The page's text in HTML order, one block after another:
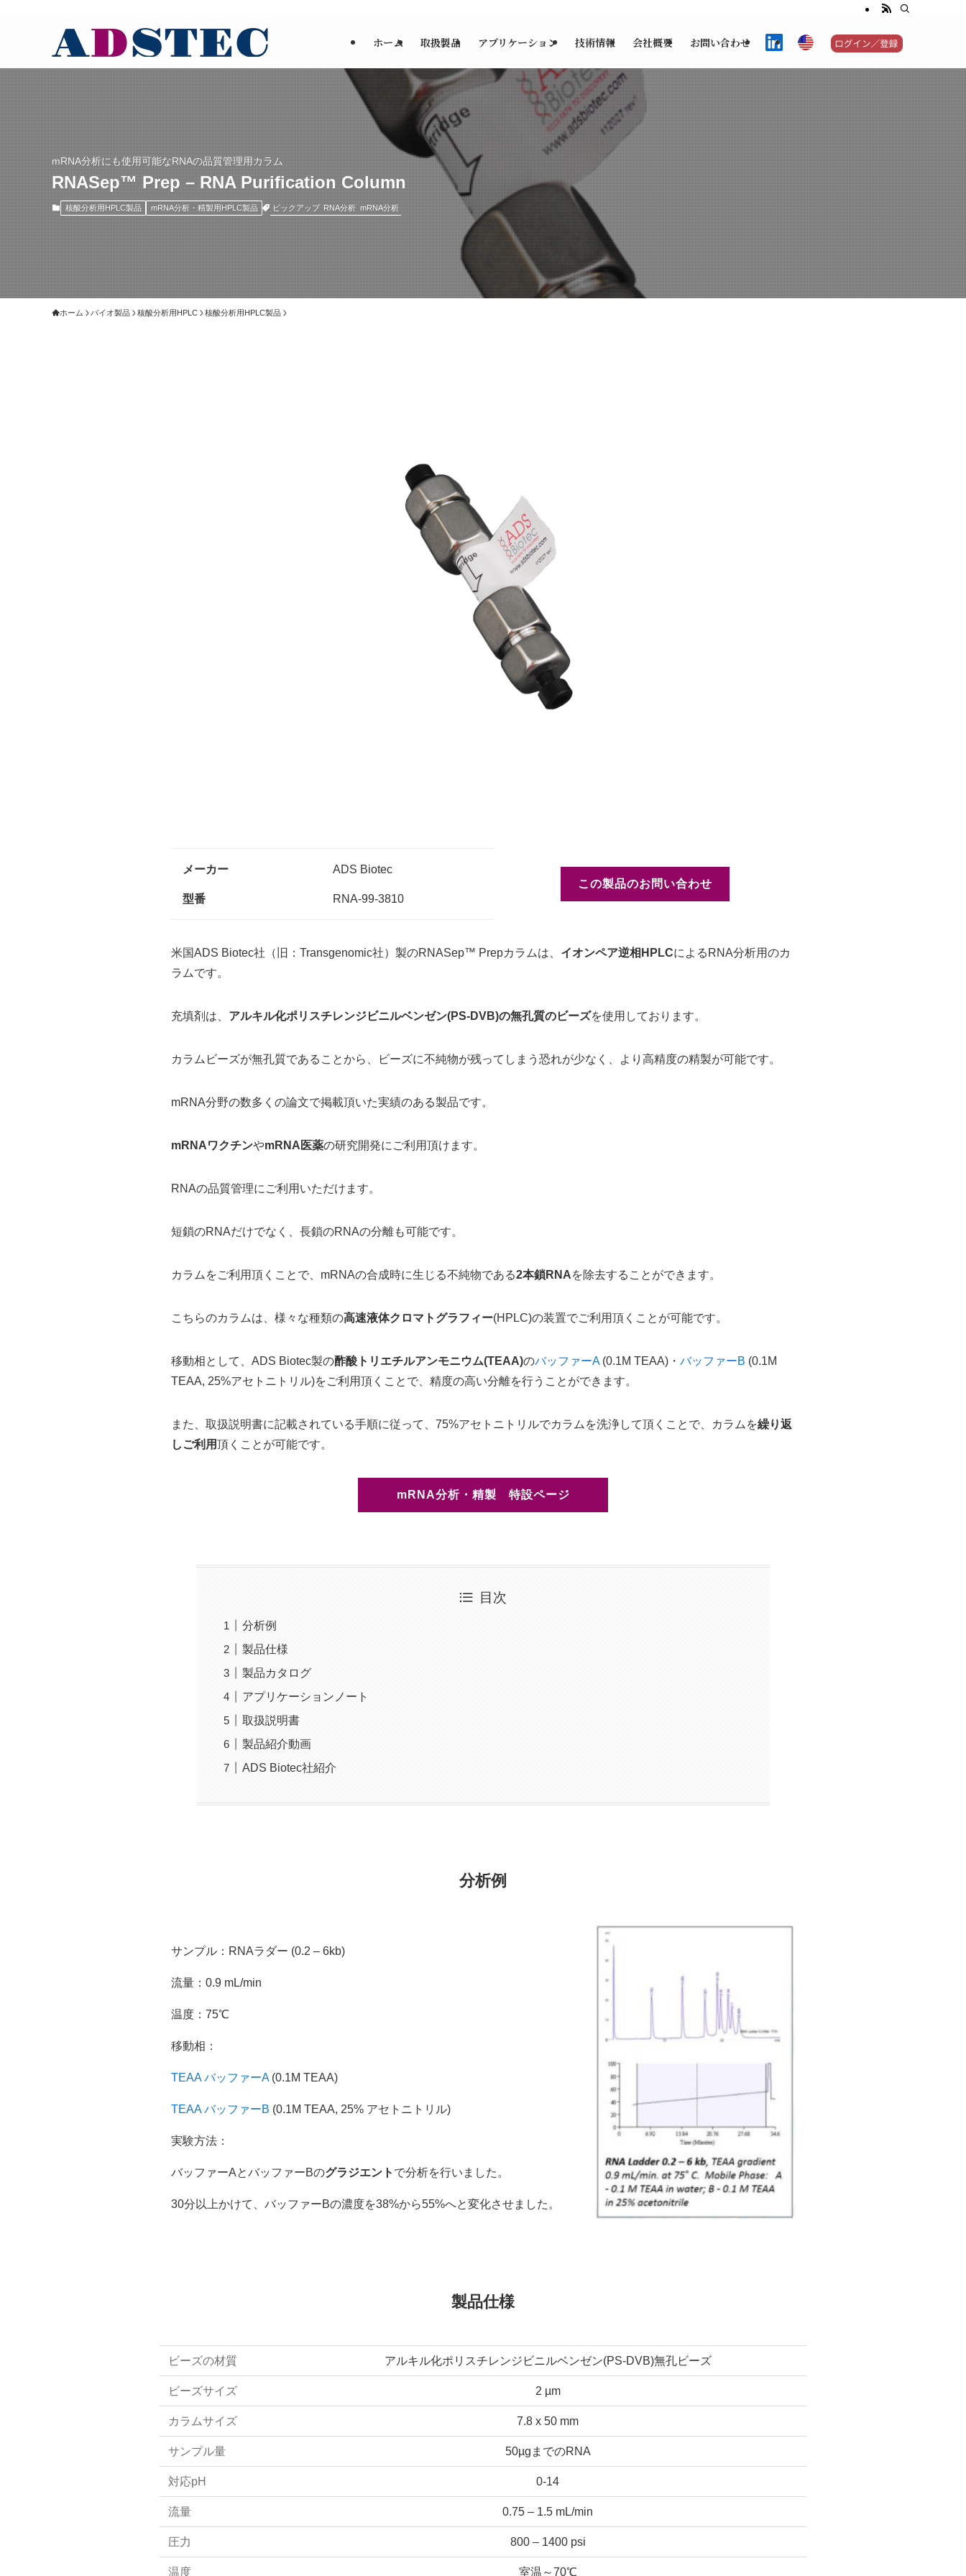
ホーム 取扱製品 アプリケーション 技術情報 会社概要 お問い合わせ
mRNA分析にも使用可能なRNAの品質管理用カラム
RNASep™ Prep – RNA Purification Column
核酸分析用HPLC製品 mRNA分析・精製用HPLC製品 ピックアップ RNA分析 mRNA分析
ホーム バイオ製品 核酸分析用HPLC 核酸分析用HPLC製品
メーカー ADS Biotec
型番 RNA-99-3810
この製品のお問い合わせ
米国ADS Biotec社（旧：Transgenomic社）製のRNASep™ Prepカラムは、 イオンペア逆相HPLCによるRNA分析用のカ
ラムです。
充填剤は、 アルキル化ポリスチレンジビニルベンゼン(PS-DVB)の無孔質のビーズを使用しております。
カラムビーズが無孔質であることから、ビーズに不純物が残ってしまう恐れが少なく、より高精度の精製が可能です。
mRNA分野の数多くの論文で掲載頂いた実績のある製品です。
mRNAワクチンやmRNA医薬の研究開発にご利用頂けます。
RNAの品質管理にご利用いただけます。
短鎖のRNAだけでなく、長鎖のRNAの分離も可能です。
カラムをご利用頂くことで、mRNAの合成時に生じる不純物である2本鎖RNAを除去することができます。
こちらのカラムは、様々な種類の高速液体クロマトグラフィー(HPLC)の装置でご利用頂くことが可能です。
移動相として、ADS Biotec製の酢酸トリエチルアンモニウム(TEAA)のバッファーA(0.1M TEAA)・ バッファーB (0.1M
TEAA, 25%アセトニトリル)をご利用頂くことで、精度の高い分離を行うことができます。
また、取扱説明書に記載されている手順に従って、75%アセトニトリルでカラムを洗浄して頂くことで、カラムを繰り返
しご利用頂くことが可能です。
mRNA分析・精製 特設ページ
目次
分析例
製品仕様
製品カタログ
アプリケーションノート
取扱説明書
製品紹介動画
ADS Biotec社紹介
分析例
サンプル：RNAラダー (0.2 – 6kb)
流量：0.9 mL/min
温度：75℃
移動相：
TEAA バッファーA(0.1M TEAA)
TEAA バッファーB (0.1M TEAA, 25% アセトニトリル)
実験方法：
バッファーAとバッファーBのグラジエント で分析を行いました。
30分以上かけて、バッファーBの濃度を38%から55%へと変化させました。
製品仕様
ビーズの材質 アルキル化ポリスチレンジビニルベンゼン(PS-DVB)無孔ビーズ
ビーズサイズ 2 µm
カラムサイズ 7.8 x 50 mm
サンプル量 50µgまでのRNA
対応pH 0-14
流量 0.75 – 1.5 mL/min
圧力 800 – 1400 psi
温度 室温～70℃